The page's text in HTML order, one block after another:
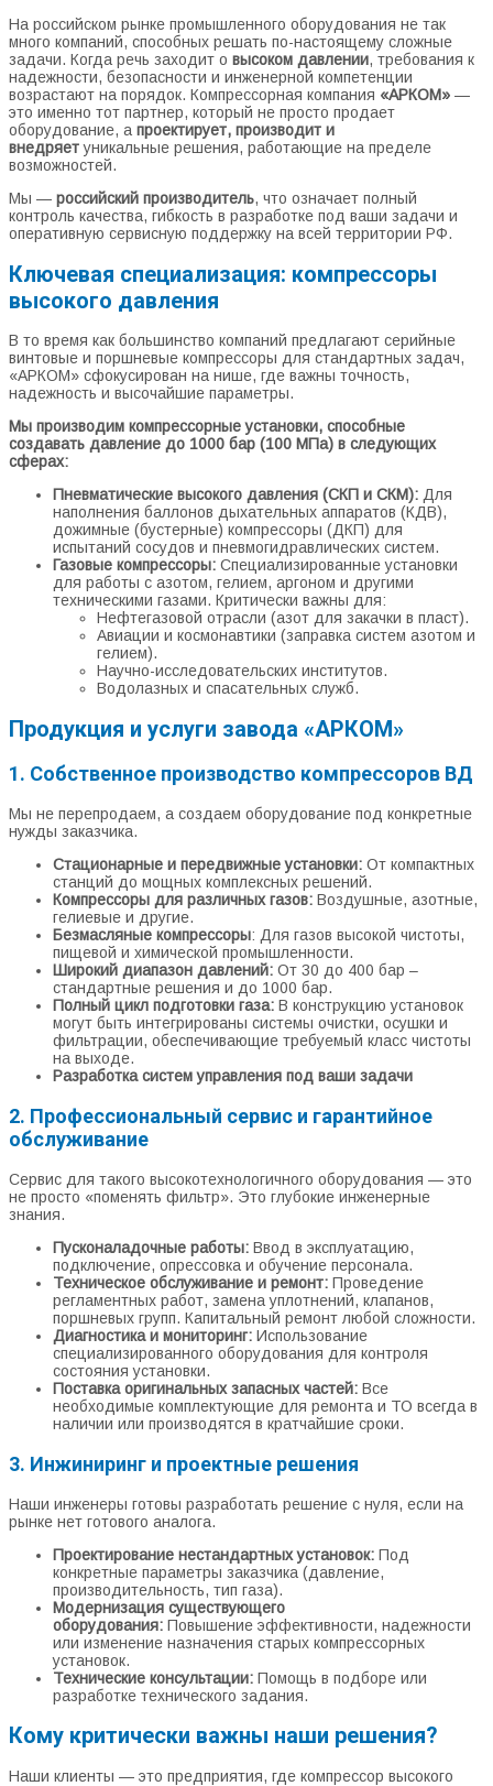
На российском рынке промышленного оборудования не так
много компаний, способных решать по-настоящему сложные
задачи. Когда речь заходит о высоком давлении, требования к
надежности, безопасности и инженерной компетенции
возрастают на порядок. Компрессорная компания «АРКОМ» —
это именно тот партнер, который не просто продает
оборудование, а проектирует, производит и
внедряетуникальные решения, работающие на пределе
возможностей.
Мы — российский производитель, что означает полный
контроль качества, гибкость в разработке под ваши задачи и
оперативную сервисную поддержку на всей территории РФ.
Ключевая специализация: компрессоры
высокого давления
В то время как большинство компаний предлагают серийные
винтовые и поршневые компрессоры для стандартных задач,
«АРКОМ» сфокусирован на нише, где важны точность,
надежность и высочайшие параметры.
Мы производим компрессорные установки, способные
создавать давление до 1000 бар (100 МПа) в следующих
сферах:
Пневматические высокого давления (СКП и СКМ): Для
наполнения баллонов дыхательных аппаратов (КДВ),
дожимные (бустерные) компрессоры (ДКП) для
испытаний сосудов и пневмогидравлических систем.
Газовые компрессоры: Специализированные установки
для работы с азотом, гелием, аргоном и другими
техническими газами. Критически важны для:
Нефтегазовой отрасли (азот для закачки в пласт).
Авиации и космонавтики (заправка систем азотом и
гелием).
Научно-исследовательских институтов.
Водолазных и спасательных служб.
Продукция и услуги завода «АРКОМ»
1. Собственное производство компрессоров ВД
Мы не перепродаем, а создаем оборудование под конкретные
нужды заказчика.
Стационарные и передвижные установки: От компактных
станций до мощных комплексных решений.
Компрессоры для различных газов: Воздушные, азотные,
гелиевые и другие.
Безмасляные компрессоры: Для газов высокой чистоты,
пищевой и химической промышленности.
Широкий диапазон давлений: От 30 до 400 бар –
стандартные решения и до 1000 бар.
Полный цикл подготовки газа: В конструкцию установок
могут быть интегрированы системы очистки, осушки и
фильтрации, обеспечивающие требуемый класс чистоты
на выходе.
Разработка систем управления под ваши задачи
2. Профессиональный сервис и гарантийное
обслуживание
Сервис для такого высокотехнологичного оборудования — это
не просто «поменять фильтр». Это глубокие инженерные
знания.
Пусконаладочные работы: Ввод в эксплуатацию,
подключение, опрессовка и обучение персонала.
Техническое обслуживание и ремонт: Проведение
регламентных работ, замена уплотнений, клапанов,
поршневых групп. Капитальный ремонт любой сложности.
Диагностика и мониторинг: Использование
специализированного оборудования для контроля
состояния установки.
Поставка оригинальных запасных частей: Все
необходимые комплектующие для ремонта и ТО всегда в
наличии или производятся в кратчайшие сроки.
3. Инжиниринг и проектные решения
Наши инженеры готовы разработать решение с нуля, если на
рынке нет готового аналога.
Проектирование нестандартных установок: Под
конкретные параметры заказчика (давление,
производительность, тип газа).
Модернизация существующего
оборудования: Повышение эффективности, надежности
или изменение назначения старых компрессорных
установок.
Технические консультации: Помощь в подборе или
разработке технического задания.
Кому критически важны наши решения?
Наши клиенты — это предприятия, где компрессор высокого